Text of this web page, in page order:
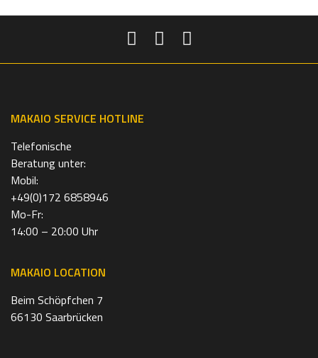
MAKAIO SERVICE HOTLINE
Telefonische
Beratung unter:
Mobil:
+49(0)172 6858946
Mo-Fr:
14:00 – 20:00 Uhr
MAKAIO LOCATION
Beim Schöpfchen 7
66130 Saarbrücken